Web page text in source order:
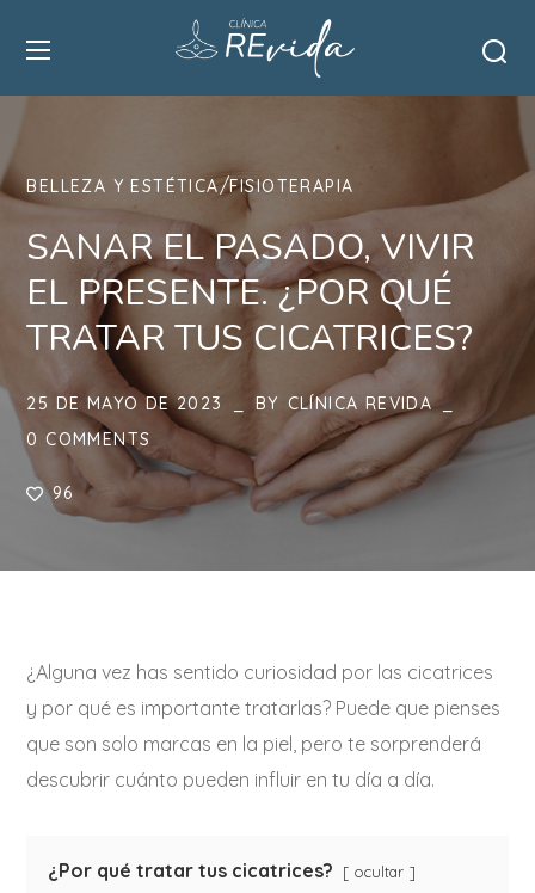
BELLEZA Y ESTÉTICA FISIOTERAPIA
SANAR EL PASADO, VIVIR
EL PRESENTE. ¿POR QUÉ
TRATAR TUS CICATRICES?
25 DE MAYO DE 2023 BY CLÍNICA REVIDA
0 COMMENTS
96
¿Alguna vez has sentido curiosidad por las cicatrices
y por qué es importante tratarlas? Puede que pienses
que son solo marcas en la piel, pero te sorprenderá
descubrir cuánto pueden influir en tu día a día.
¿Por qué tratar tus cicatrices? ocultar